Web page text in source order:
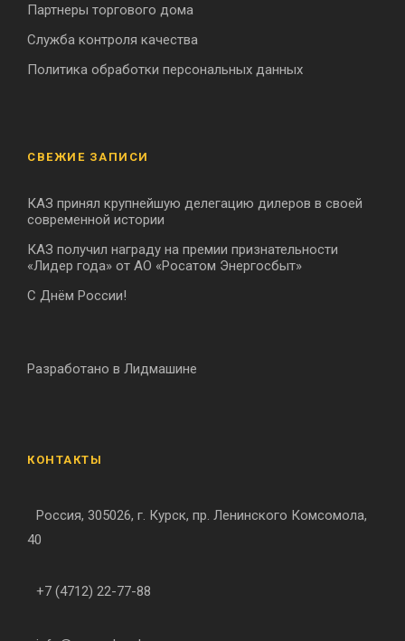
Партнеры торгового дома
Служба контроля качества
Политика обработки персональных данных
СВЕЖИЕ ЗАПИСИ
КАЗ принял крупнейшую делегацию дилеров в своей
современной истории
КАЗ получил награду на премии признательности
«Лидер года» от АО «Росатом Энергосбыт»
С Днём России!
Разработано в Лидмашине
КОНТАКТЫ
Россия, 305026, г. Курск, пр. Ленинского Комсомола,
40
+7 (4712) 22-77-88